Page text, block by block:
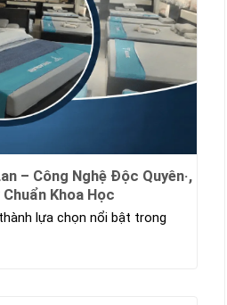
– Công Nghệ Độc Quyên·,
Khoa Học
lựa chọn nổi bật trong